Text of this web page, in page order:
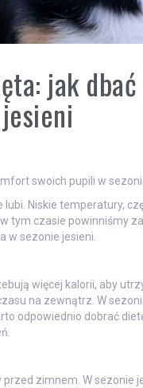
jak
swoich pupili w
Niskie temperatury,
tym czasie powinniśmy
w sezonie jesieni.
więcej kalorii, aby
na zewnątrz. W
odpowiednio dobrać
zimnem. W sezonie